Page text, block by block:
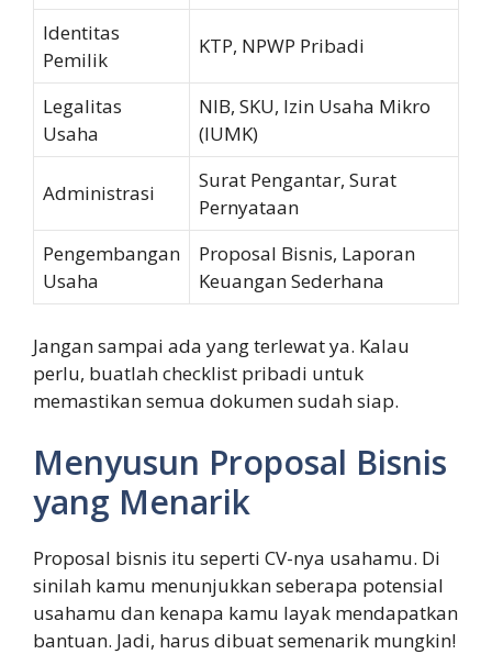
Identitas
Pemilik
KTP, NPWP Pribadi
Legalitas
Usaha
NIB, SKU, Izin Usaha Mikro
(IUMK)
Administrasi
Surat Pengantar, Surat
Pernyataan
Pengembangan
Usaha
Proposal Bisnis, Laporan
Keuangan Sederhana
Jangan sampai ada yang terlewat ya. Kalau
perlu, buatlah checklist pribadi untuk
memastikan semua dokumen sudah siap.
Menyusun Proposal Bisnis
yang Menarik
Proposal bisnis itu seperti CV-nya usahamu. Di
sinilah kamu menunjukkan seberapa potensial
usahamu dan kenapa kamu layak mendapatkan
bantuan. Jadi, harus dibuat semenarik mungkin!